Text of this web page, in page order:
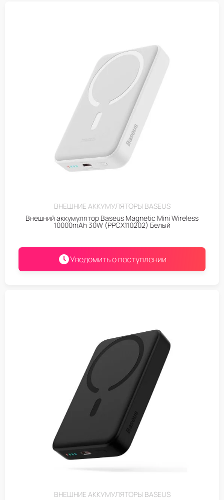
ВНЕШНИЕ АККУМУЛЯТОРЫ BASEUS
Внешний аккумулятор Baseus Magnetic Mini Wireless
10000mAh 30W (PPCX110202) Белый
Уведомить о поступлении
ВНЕШНИЕ АККУМУЛЯТОРЫ BASEUS